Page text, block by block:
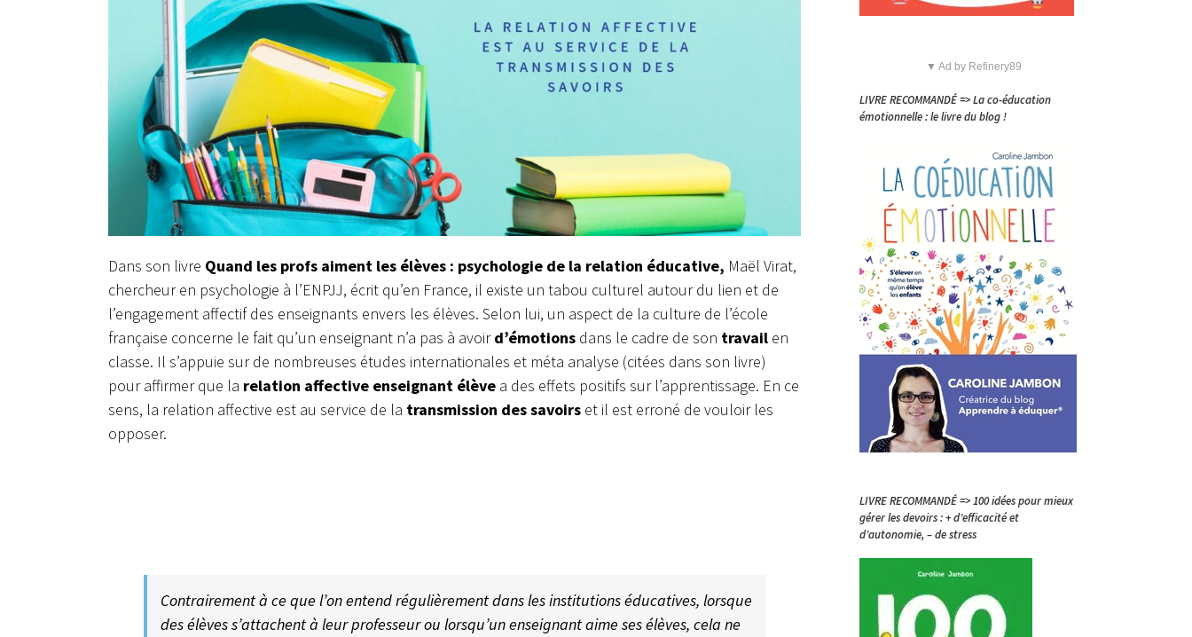
Dans son livre Quand les profs aiment les élèves : psychologie de la relation éducative, Maël Virat,
chercheur en psychologie à l’ENPJJ, écrit qu’en France, il existe un tabou culturel autour du lien et de
l’engagement affectif des enseignants envers les élèves. Selon lui, un aspect de la culture de l’école
française concerne le fait qu’un enseignant n’a pas à avoird’émotions dans le cadre de son travail en
classe. Il s’appuie sur de nombreuses études internationales et méta analyse (citées dans son livre)
pour affirmer que la relation affective enseignant élève a des effets positifs sur l’apprentissage. En ce
sens, la relation affective est au service de la transmission des savoirs et il est erroné de vouloir les
opposer.
Contrairement à ce que l’on entend régulièrement dans les institutions éducatives, lorsque
des élèves s’attachent à leur professeur ou lorsqu’un enseignant aime ses élèves, cela ne
▼ Ad by Refinery89
LIVRE RECOMMANDÉ => La co-éducation
émotionnelle : le livre du blog !
LIVRE RECOMMANDÉ => 100 idées pour mieux
gérer les devoirs : + d’efficacité et
d’autonomie, – de stress